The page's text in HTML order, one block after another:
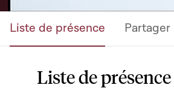
Liste de présence Partager
Liste de présence